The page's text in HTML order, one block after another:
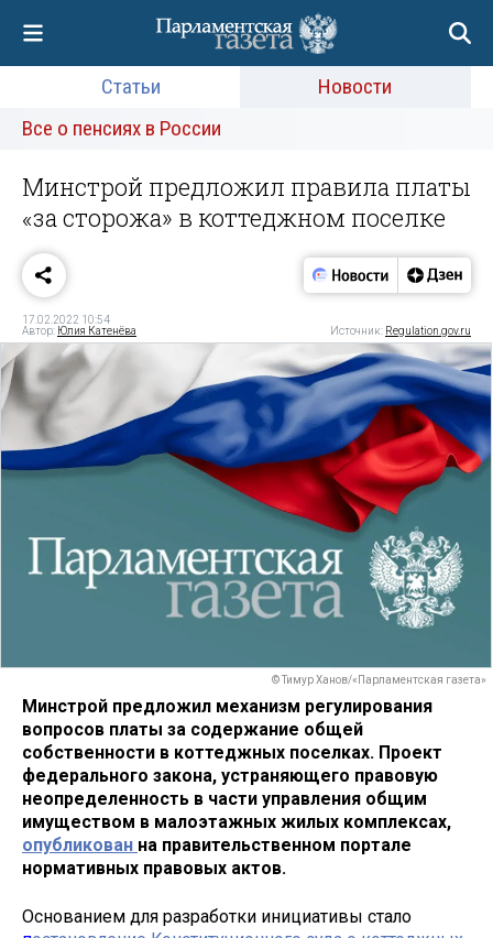
Статьи
Новости
Все о пенсиях в России
Минстрой предложил правила платы
«за сторожа» в коттеджном поселке
17.02.2022 10:54
Автор: Юлия Катенёва Источник: Regulation.gov.ru
© Тимур Ханов/«Парламентская газета»
Минстрой предложил механизм регулирования
вопросов платы за содержание общей
собственности в коттеджных поселках. Проект
федерального закона, устраняющего правовую
неопределенность в части управления общим
имуществом в малоэтажных жилых комплексах,
опубликован на правительственном портале
нормативных правовых актов.
Основанием для разработки инициативы стало